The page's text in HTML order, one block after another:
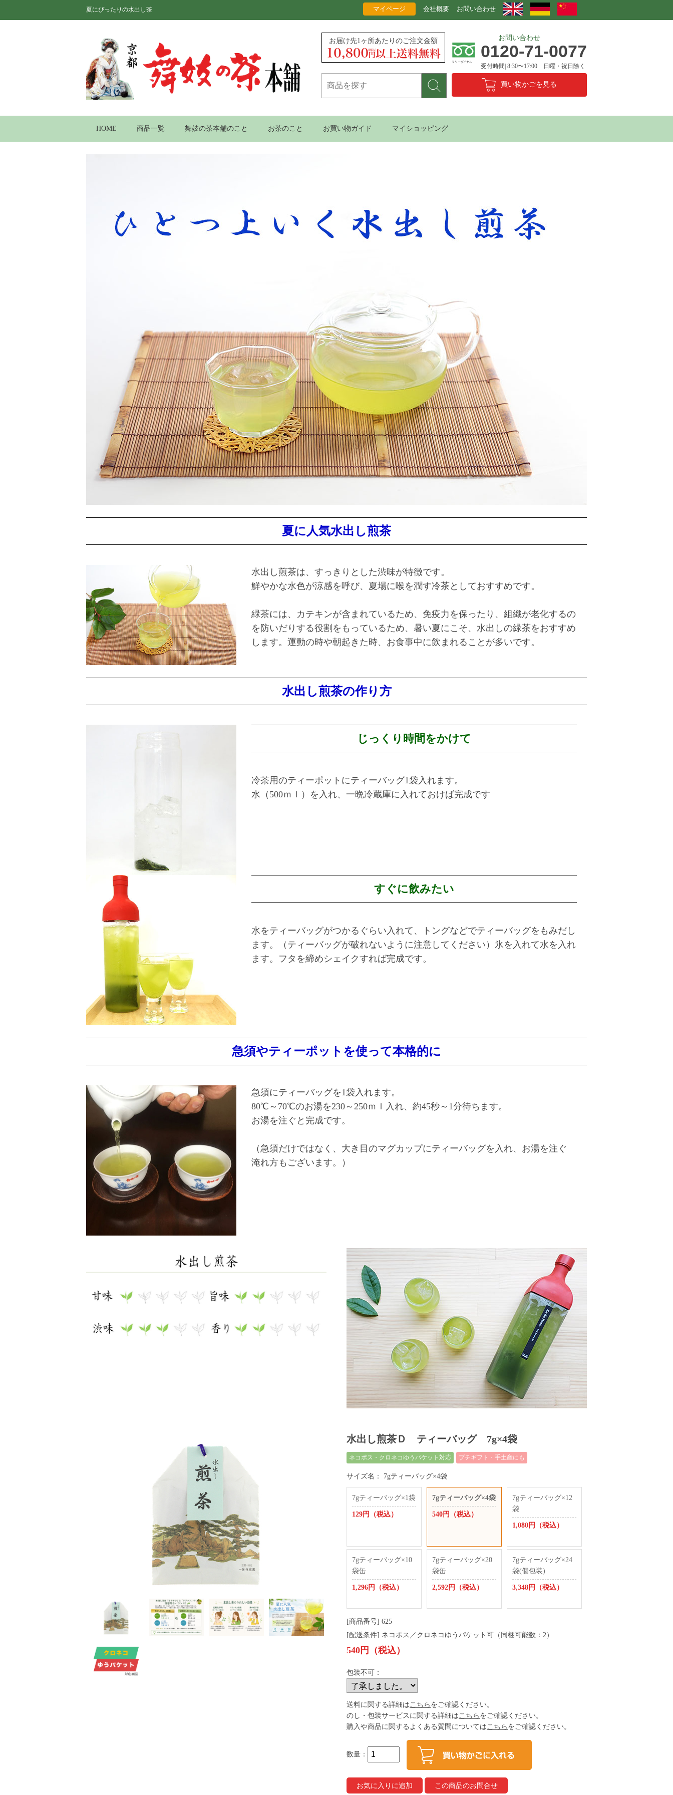
夏にぴったりの水出し茶 マイページ 会社概要 お問い合わせ
お届け先1ヶ所あたりのご注文金額 お問い合わせ
0120-71-0077
受付時間| 8:30〜17:00 日曜・祝日除く
買い物かごを見る
HOME 商品一覧 舞妓の茶本舗のこと お茶のこと お買い物ガイド マイショッピング
夏に人気水出し煎茶
水出し煎茶は、すっきりとした渋味が特徴です。
鮮やかな水色が涼感を呼び、夏場に喉を潤す冷茶としておすすめです。
緑茶には、カテキンが含まれているため、免疫力を保ったり、組織が老化するの
を防いだりする役割をもっているため、暑い夏にこそ、水出しの緑茶をおすすめ
します。運動の時や朝起きた時、お食事中に飲まれることが多いです。
水出し煎茶の作り方
じっくり時間をかけて
冷茶用のティーポットにティーバッグ1袋入れます。
水（500ｍｌ）を入れ、一晩冷蔵庫に入れておけば完成です
すぐに飲みたい
水をティーバッグがつかるぐらい入れて、トングなどでティーバッグをもみだし
ます。（ティーバッグが破れないように注意してください）氷を入れて水を入れ
ます。フタを締めシェイクすれば完成です。
急須やティーポットを使って本格的に
急須にティーバッグを1袋入れます。
80℃～70℃のお湯を230～250ｍｌ入れ、約45秒～1分待ちます。
お湯を注ぐと完成です。
（急須だけではなく、大き目のマグカップにティーバッグを入れ、お湯を注ぐ
淹れ方もございます。）
水出し煎茶Ｄ ティーバッグ 7g×4袋
ネコポス・クロネコゆうパケット対応 プチギフト・手土産にも
サイズ名： 7gティーバッグ×4袋
7gティーバッグ×1袋
129円（税込）
7gティーバッグ×4袋
540円（税込）
7gティーバッグ×12
袋
1,080円（税込）
7gティーバッグ×10
袋缶
1,296円（税込）
7gティーバッグ×20
袋缶
2,592円（税込）
7gティーバッグ×24
袋(個包装)
3,348円（税込）
[商品番号] 625
[配送条件] ネコポス／クロネコゆうパケット可（同梱可能数：2）
540円（税込）
包装不可：
送料に関する詳細は こちら をご確認ください。
のし・包装サービスに関する詳細は こちら をご確認ください。
購入や商品に関するよくある質問については こちら をご確認ください。
数量：